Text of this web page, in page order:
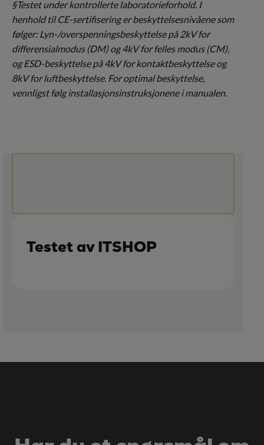
§Testet under kontrollerte laboratorieforhold. I
henhold til CE-sertifisering er beskyttelsesnivåene som
følger: Lyn-/overspenningsbeskyttelse på 2kV for
differensialmodus (DM) og 4kV for felles modus (CM),
og ESD-beskyttelse på 4kV for kontaktbeskyttelse og
8kV for luftbeskyttelse. For optimal beskyttelse,
vennligst følg installasjonsinstruksjonene i manualen.
Testet av ITSHOP